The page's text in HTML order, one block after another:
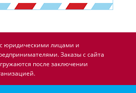
юридическими лицами и
Заказы с сайта
после заключении